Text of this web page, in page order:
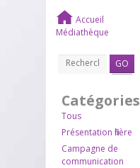
Accueil
Médiathèque
GO
Catégories
Tous
Présentation filière
Campagne de
communication